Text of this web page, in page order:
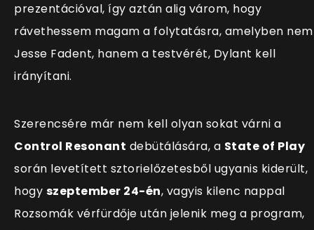
prezentációval, így aztán alig várom, hogy
rávethessem magam a folytatásra, amelyben nem
Jesse Fadent, hanem a testvérét, Dylant kell
irányítani.
Szerencsére már nem kell olyan sokat várni a
Control Resonant debütálására, a State of Play
során levetített sztorielőzetesből ugyanis kiderült,
hogy szeptember 24-én, vagyis kilenc nappal
Rozsomák vérfürdője után jelenik meg a program,